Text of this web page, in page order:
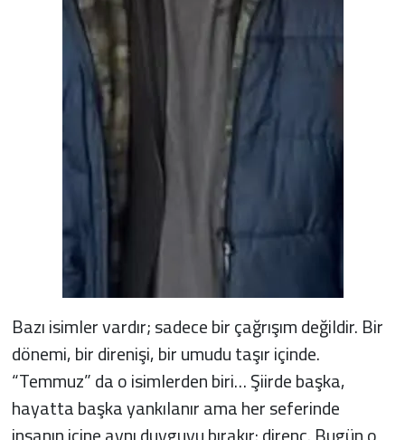
Bazı isimler vardır; sadece bir çağrışım değildir. Bir
dönemi, bir direnişi, bir umudu taşır içinde.
“Temmuz” da o isimlerden biri… Şiirde başka,
hayatta başka yankılanır ama her seferinde